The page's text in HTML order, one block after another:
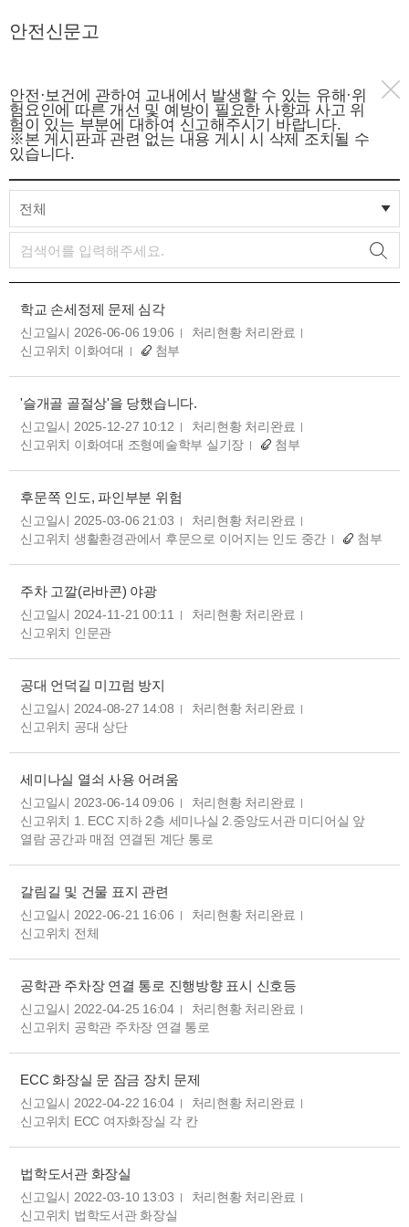
안전신문고
안전·보건에 관하여 교내에서 발생할 수 있는 유해·위
험요인에 따른 개선 및 예방이 필요한 사항과 사고 위
험이 있는 부분에 대하여 신고해주시기 바랍니다.
※본 게시판과 관련 없는 내용 게시 시 삭제 조치될 수
있습니다.
전체
학교 손세정제 문제 심각
신고일시 2026-06-06 19:06
처리현황 처리완료
신고위치 이화여대
첨부
'슬개골 골절상'을 당했습니다.
신고일시 2025-12-27 10:12
처리현황 처리완료
신고위치 이화여대 조형예술학부 실기장
첨부
후문쪽 인도, 파인부분 위험
신고일시 2025-03-06 21:03
처리현황 처리완료
신고위치 생활환경관에서 후문으로 이어지는 인도 중간
첨부
주차 고깔(라바콘) 야광
신고일시 2024-11-21 00:11
처리현황 처리완료
신고위치 인문관
공대 언덕길 미끄럼 방지
신고일시 2024-08-27 14:08
처리현황 처리완료
신고위치 공대 상단
세미나실 열쇠 사용 어려움
신고일시 2023-06-14 09:06
처리현황 처리완료
신고위치 1. ECC 지하 2층 세미나실 2.중앙도서관 미디어실 앞
열람 공간과 매점 연결된 계단 통로
갈림길 및 건물 표지 관련
신고일시 2022-06-21 16:06
처리현황 처리완료
신고위치 전체
공학관 주차장 연결 통로 진행방향 표시 신호등
신고일시 2022-04-25 16:04
처리현황 처리완료
신고위치 공학관 주차장 연결 통로
ECC 화장실 문 잠금 장치 문제
신고일시 2022-04-22 16:04
처리현황 처리완료
신고위치 ECC 여자화장실 각 칸
법학도서관 화장실
신고일시 2022-03-10 13:03
처리현황 처리완료
신고위치 법학도서관 화장실